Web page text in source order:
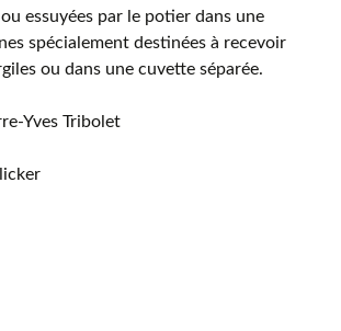
essuyées par le potier dans une
spécialement destinées à recevoir
ou dans une cuvette séparée.
Yves Tribolet